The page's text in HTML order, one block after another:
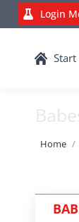
Login
Start
You are
Home